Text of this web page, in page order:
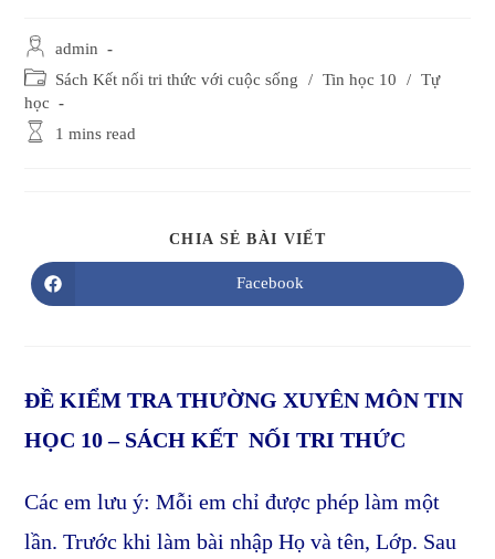
Post
author:
admin
Post
category:
Sách Kết nối tri thức với cuộc sống / Tin học 10 / Tự
học
Reading1 mins read
CHIA SẺ BÀI VIẾTSHARE
Opens
in
Facebook
ĐỀ KIỂM TRA THƯỜNG XUYÊN MÔN TIN
HỌC 10 – SÁCH KẾT NỐI TRI THỨC
Các em lưu ý: Mỗi em chỉ được phép làm một
lần. Trước khi làm bài nhập Họ và tên, Lớp. Sau